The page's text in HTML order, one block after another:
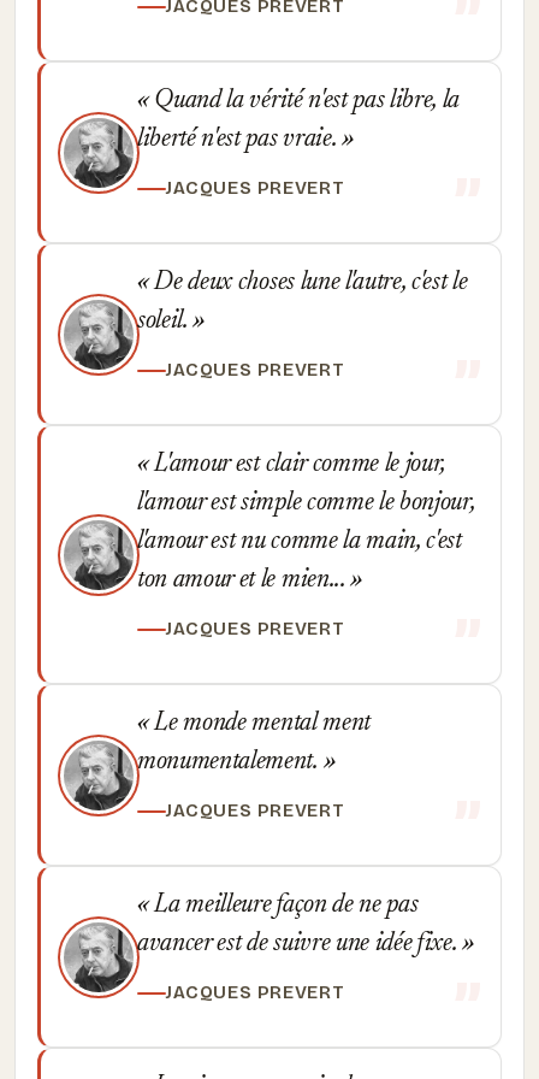
JACQUES PREVERT
Quand la vérité n'est pas libre, la
liberté n'est pas vraie.
JACQUES PREVERT
De deux choses lune l'autre, c'est le
soleil.
JACQUES PREVERT
L'amour est clair comme le jour,
l'amour est simple comme le bonjour,
l'amour est nu comme la main, c'est
ton amour et le mien...
JACQUES PREVERT
Le monde mental ment
monumentalement.
JACQUES PREVERT
La meilleure façon de ne pas
avancer est de suivre une idée fixe.
JACQUES PREVERT